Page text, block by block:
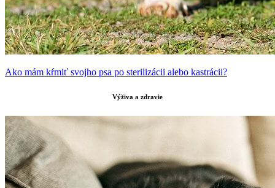
Ako mám kŕmiť svojho psa po sterilizácii alebo kastrácii?
Výživa a zdravie